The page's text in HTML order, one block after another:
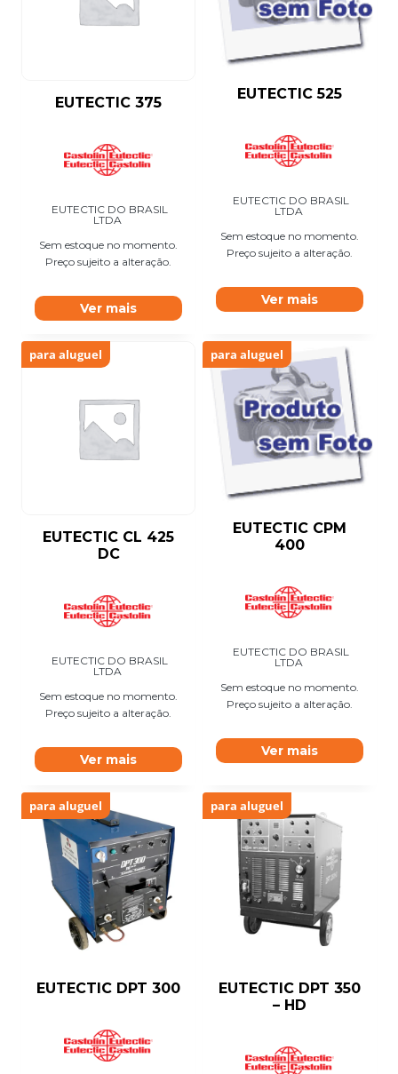
EUTECTIC 375
EUTECTIC DO BRASIL
LTDA
Sem estoque no momento.
Preço sujeito a alteração.
Ver mais
EUTECTIC 525
EUTECTIC DO BRASIL
LTDA
Sem estoque no momento.
Preço sujeito a alteração.
Ver mais
para aluguel
EUTECTIC CL 425
DC
EUTECTIC DO BRASIL
LTDA
Sem estoque no momento.
Preço sujeito a alteração.
Ver mais
para aluguel
EUTECTIC CPM
400
EUTECTIC DO BRASIL
LTDA
Sem estoque no momento.
Preço sujeito a alteração.
Ver mais
para aluguel
EUTECTIC DPT 300
para aluguel
EUTECTIC DPT 350
– HD